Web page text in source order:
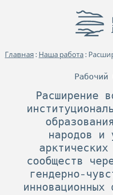
Биргежупми
Главная : Наша работа : Расширение возможностей
Расширение
народов и
сообществ
гендерно-
инновационных